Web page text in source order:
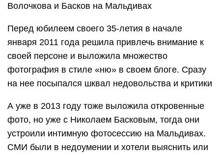
Волочкова и Басков на Мальдивах
Перед юбилеем своего 35-летия в начале
января 2011 года решила привлечь внимание к
своей персоне и выложила множество
фотография в стиле «ню» в своем блоге. Сразу
на нее посыпался шквал недовольства и критики
А уже в 2013 году тоже выложила откровенные
фото, но уже с Николаем Басковым, тогда они
устроили интимную фотосессию на Мальдивах.
СМИ были в недоумении и хотели выяснить или